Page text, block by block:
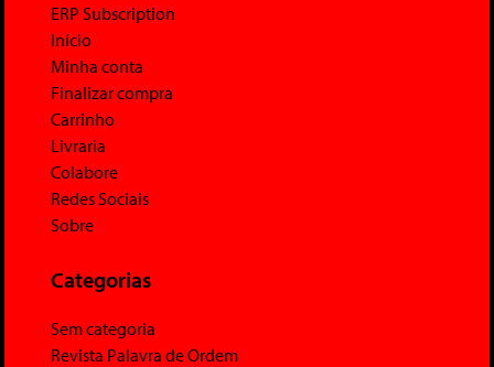
ERP Subscription
Início
Minha conta
Finalizar compra
Carrinho
Livraria
Colabore
Redes Sociais
Sobre
Categorias
Sem categoria
Revista Palavra de Ordem